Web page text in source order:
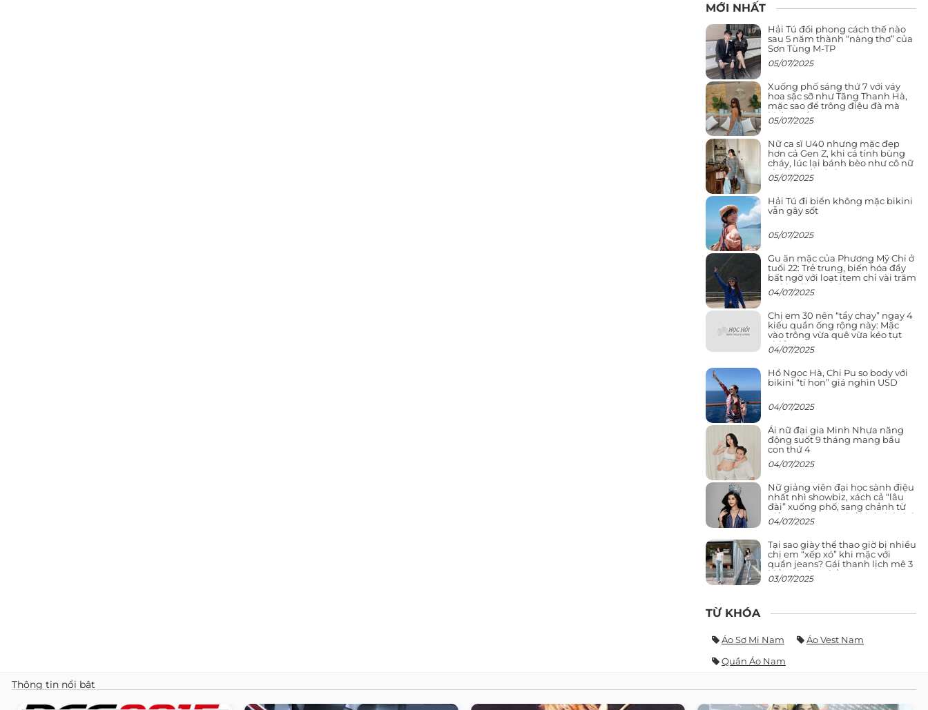
MỚI NHẤT
Hải Tú đổi phong cách thế nào
sau 5 năm thành “nàng thơ” của
Sơn Tùng M-TP
05/07/2025
Xuống phố sáng thứ 7 với váy
hoa sặc sỡ như Tăng Thanh Hà,
mặc sao để trông điệu đà mà
không sến
05/07/2025
Nữ ca sĩ U40 nhưng mặc đẹp
hơn cả Gen Z, khi cá tính bùng
cháy, lúc lại bánh bèo như cô nữ
chính ngôn tình
05/07/2025
Hải Tú đi biển không mặc bikini
vẫn gây sốt
05/07/2025
Gu ăn mặc của Phương Mỹ Chi ở
tuổi 22: Trẻ trung, biến hóa đầy
bất ngờ với loạt item chỉ vài trăm
nghìn đã mua được
04/07/2025
Chị em 30 nên “tẩy chay” ngay 4
kiểu quần ống rộng này: Mặc
vào trông vừa quê vừa kéo tụt
chiều cao
04/07/2025
Hồ Ngọc Hà, Chi Pu so body với
bikini “tí hon” giá nghìn USD
04/07/2025
Ái nữ đại gia Minh Nhựa năng
động suốt 9 tháng mang bầu
con thứ 4
04/07/2025
Nữ giảng viên đại học sành điệu
nhất nhì showbiz, xách cả “lâu
đài” xuống phố, sang chảnh từ
giảng đường ra phố khó ai đọ lại
04/07/2025
Tại sao giày thể thao giờ bị nhiều
chị em “xếp xó” khi mặc với
quần jeans? Gái thanh lịch mê 3
kiểu này hơn hẳn
03/07/2025
TỪ KHÓA
Áo Sơ Mi Nam
Áo Vest Nam
Quần Áo Nam
Thông tin nổi bật